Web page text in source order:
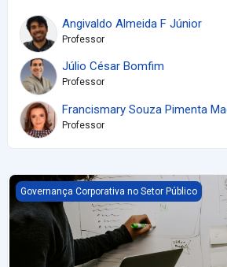
Angivaldo Almeida F Júnior
Professor
Júlio César Bomfim
Professor
Francismary Souza Pimenta
Professor
Governança Pública Transformadora:
Governança Corporativa no Setor Público